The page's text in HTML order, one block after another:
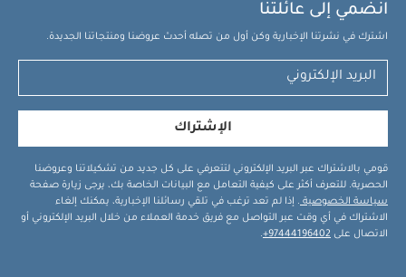
انضمي إلى عائلتنا
اشترك في نشرتنا الإخبارية وكن أول من تصله أحدث عروضنا ومنتجاتنا الجديدة.
الإشتراك
قومي بالاشتراك عبر البريد الإلكتروني لتتعرفي على كل جديد من تشكيلاتنا وعروضنا
الحصرية. للتعرف أكثر على كيفية التعامل مع البيانات الخاصة بك، يرجى زيارة صفحة
سياسة الخصوصية . إذا لم تعد ترغب في تلقي رسائلنا الإخبارية، يمكنك إلغاء
الاشتراك في أي وقت عبر التواصل مع فريق خدمة العملاء من خلال البريد الإلكتروني أو
الاتصال على 97444196402+
.